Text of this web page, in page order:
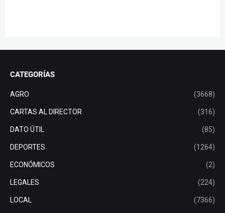
CATEGORÍAS
AGRO (3668)
CARTAS AL DIRECTOR (316)
DATO ÚTIL (85)
DEPORTES (1264)
ECONÓMICOS (2)
LEGALES (224)
LOCAL (7366)